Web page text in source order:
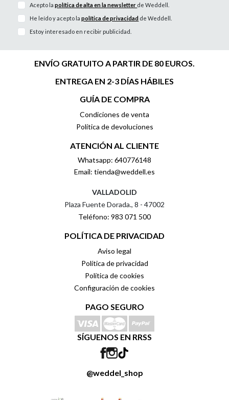
Acepto lapolítica de alta en la newsletter de Weddell.
He leído y acepto lapolítica de privacidad de Weddell.
Estoy interesado en recibir publicidad.
ENVÍO GRATUITO A PARTIR DE 80 EUROS.
ENTREGA EN 2-3 DÍAS HÁBILES
GUÍA DE COMPRA
Condiciones de venta
Política de devoluciones
ATENCIÓN AL CLIENTE
Whatsapp: 640776148
Email: tienda@weddell.es
VALLADOLID
Plaza Fuente Dorada., 8 - 47002
Teléfono: 983 071 500
POLÍTICA DE PRIVACIDAD
Aviso legal
Política de privacidad
Política de cookies
Configuración de cookies
PAGO SEGURO
SÍGUENOS EN RRSS
@weddel_shop